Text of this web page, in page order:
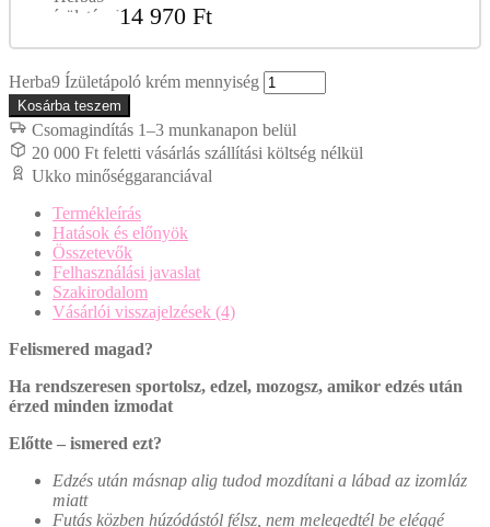
14 970 Ft
Herba9 Ízületápoló krém mennyiség
Kosárba teszem
Csomagindítás 1–3 munkanapon belül
20 000 Ft feletti vásárlás szállítási költség nélkül
Ukko minőséggaranciával
Termékleírás
Hatások és előnyök
Összetevők
Felhasználási javaslat
Szakirodalom
Vásárlói visszajelzések (4)
Felismered magad?
Ha rendszeresen sportolsz, edzel, mozogsz, amikor edzés után
érzed minden izmodat
Előtte – ismered ezt?
Edzés után másnap alig tudod mozdítani a lábad az izomláz
miatt
Futás közben húzódástól félsz, nem melegedtél be eléggé